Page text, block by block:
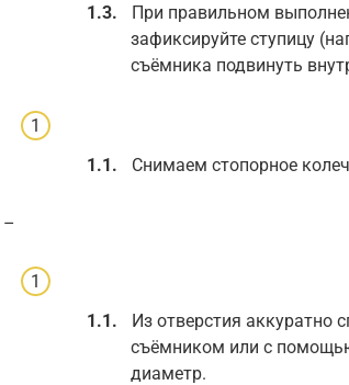
При правильном
зафиксируйте ступицу
съёмника подвинуть
Снимаем стопорное
–
Из отверстия
съёмником или с
диаметр.